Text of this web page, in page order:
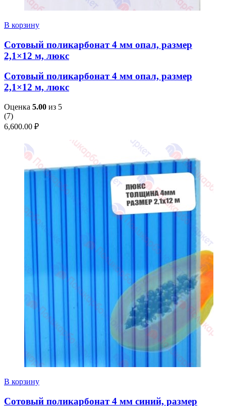
В корзину
Сотовый поликарбонат 4 мм опал, размер
2,1×12 м, люкс
Сотовый поликарбонат 4 мм опал, размер
2,1×12 м, люкс
Оценка 5.00 из 5
(7)
6,600.00 ₽
В корзину
Сотовый поликарбонат 4 мм синий, размер